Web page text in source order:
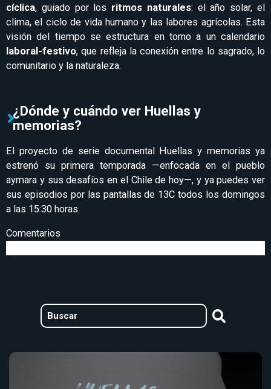
cíclica, guiado por los ritmos naturales: el año solar, el
clima, el ciclo de vida humano y las labores agrícolas. Esta
visión del tiempo se estructura en torno a un calendario
laboral-festivo, que refleja la conexión entre lo sagrado, lo
comunitario y la naturaleza.
¿Dónde y cuándo ver Huellas y
memorias?
El proyecto de serie documental Huellas y memorias ya
estrenó su primera temporada —enfocada en el pueblo
aymara y sus desafíos en el Chile de hoy—, y ya puedes ver
sus episodios por las pantallas de 13C todos los domingos
a las 15:30 horas.
Comentarios